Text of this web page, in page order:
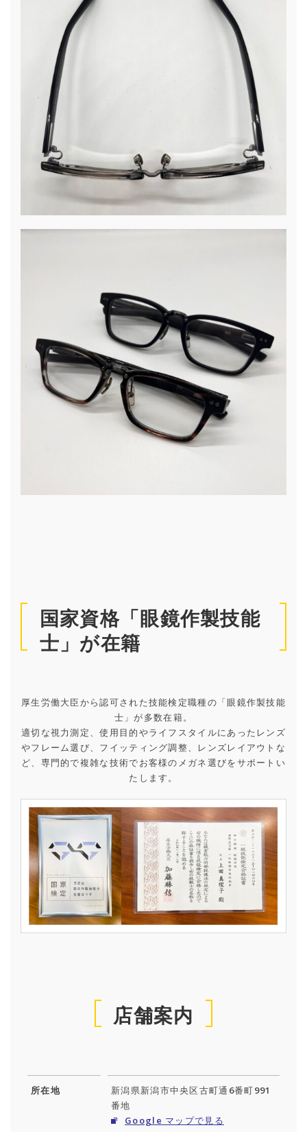
国家資格「眼鏡作製技能
士」が在籍
厚生労働大臣から認可された技能検定職種の「眼鏡作製技能
士」が多数在籍。
適切な視力測定、使用目的やライフスタイルにあったレンズ
やフレーム選び、フイッティング調整、レンズレイアウトな
ど、専門的で複雑な技術でお客様のメガネ選びをサポートい
たします。
店舗案内
所在地
新潟県新潟市中央区古町通6番町991
番地
Google マップで見る